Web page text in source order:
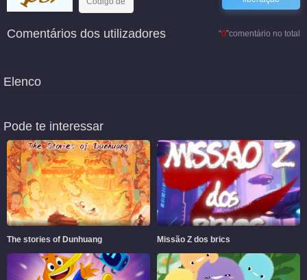
“0”comentário no total
Comentários dos utilizadores
Elenco
Pode te interessar
The stories of Dunhuang Missão Z dos brics